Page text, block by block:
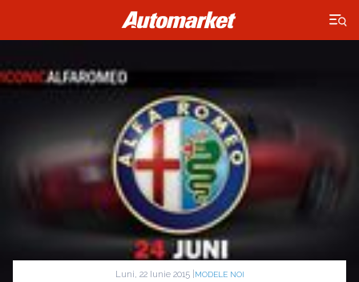
×
Luni, 22 Iunie 2015 | MODELE NOI